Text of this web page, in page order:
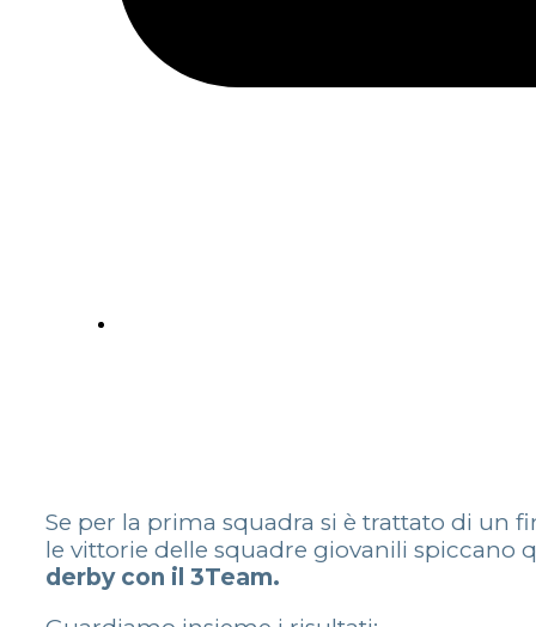
Se per la prima squadra si è trattato di un
le vittorie delle squadre giovanili spiccano
derby con il 3Team.